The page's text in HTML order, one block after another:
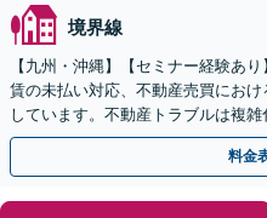
境界線
【九州・沖縄】【セミナー経験あ
賃の未払い対応、不動産売買にお
しています。不動産トラブルは複
ください。【休日・夜間面談可】
料金